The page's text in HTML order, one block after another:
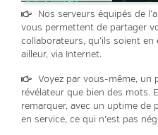
Nos serveurs équipés de
vous permettent de partager
collaborateurs, qu’ils soient
ailleur, via Internet.
Voyez par vous-même, un
révélateur que bien des mots.
remarquer, avec un uptime de
en service, ce qui n'est pas